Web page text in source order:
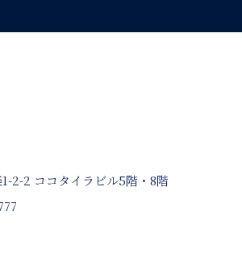
2-2 ココタイラビル5階・8階